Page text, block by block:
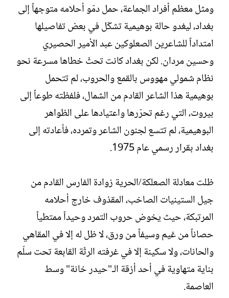
ومثل معظم أفراد الجماعة، حمل دمّو أحلامه متوجهاً إلى
بغداد، ليغدو حالة بوهيمية تشكّل في بعض تفاصيلها
امتداداً للشاعرين الصعلوكين عبد الأمير الحصيري
وحسين مردان. لكن بغداد كانت تحثّ خطاها مسرعة نحو
نظام شمولي مهووس بالقمع والحروب، لم تتحمل
بوهيمية هذا الشاعر القادم من الشمال، فلفظته طوعاً إلى
بيروت، التي رغم تحرّرها واعتيادها على الظواهر
البوهيمية، لم تتسع لجنون الشاعر وتمرده، فأعادته إلى
بغداد بقرار رسمي عام 1975.
ظلت معادلة الصعلكة/الحرية زوادة الفارس القادم من
جيل الستينيات الصاخب، المقذوف خارج أحلامه
المرتبكة، حيث يخوض حروب التمرد وحيداً ممتطياً
حصاناً من غيم وسيفاً من ورق، لا ظل له إلا في المقاهي
والحانات، ولا سكينة إلا في غرفته الرثّة القابعة تحت سلّم
بناية متهاوية في أحد أزقة الـ"حيدر خانة" وسط
العاصمة.